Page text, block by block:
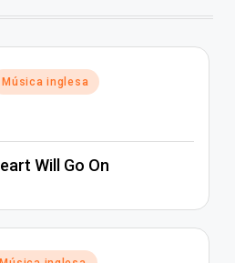
Música inglesa
Will Go On